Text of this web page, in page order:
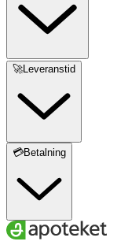
🚀Leveranstid
💳Betalning